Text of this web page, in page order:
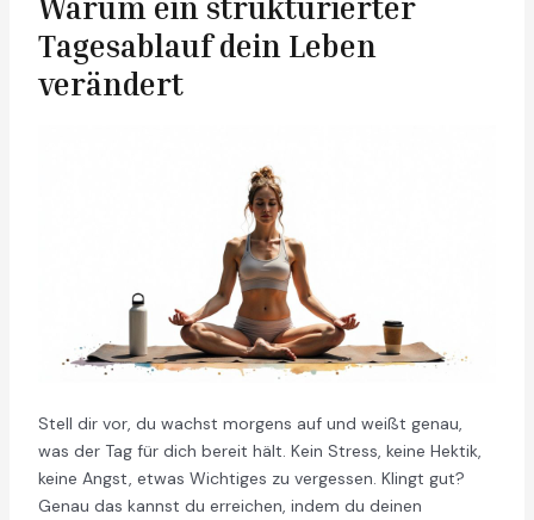
Warum ein strukturierter
Tagesablauf dein Leben
verändert
Stell dir vor, du wachst morgens auf und weißt genau,
was der Tag für dich bereit hält. Kein Stress, keine Hektik,
keine Angst, etwas Wichtiges zu vergessen. Klingt gut?
Genau das kannst du erreichen, indem du deinen